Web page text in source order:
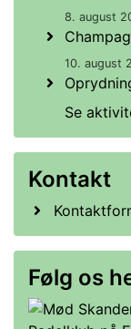
8. august
10. august
Se
Kontakt
Følg os